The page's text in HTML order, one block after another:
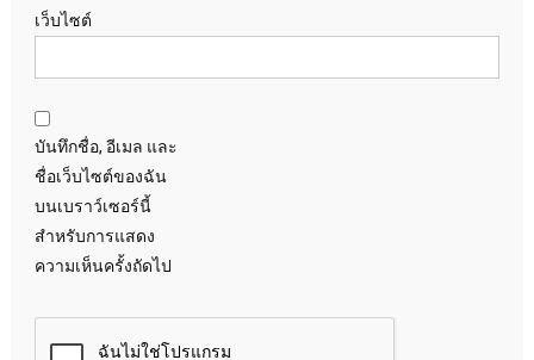
เว็บไซต์
บันทึกชื่อ, อีเมล และ
ชื่อเว็บไซต์ของฉัน
บนเบราว์เซอร์นี้
สำหรับการแสดง
ความเห็นครั้งถัดไป